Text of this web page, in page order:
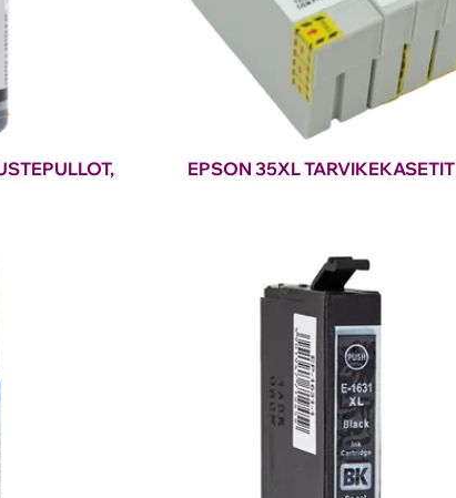
EPSON 35XL TARVIKEKASETIT